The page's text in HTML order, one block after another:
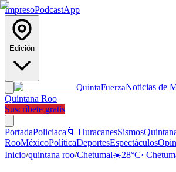
ImpresoPodcastApp
Edición
QuintaFuerzaNoticias de
Quintana Roo
Suscríbete gratis
PortadaPoliciaca 🌀 HuracanesSismos
RooMéxicoPolíticaDeportesEspectáculos
Inicio/quintana roo/Chetumal☀️28°C·